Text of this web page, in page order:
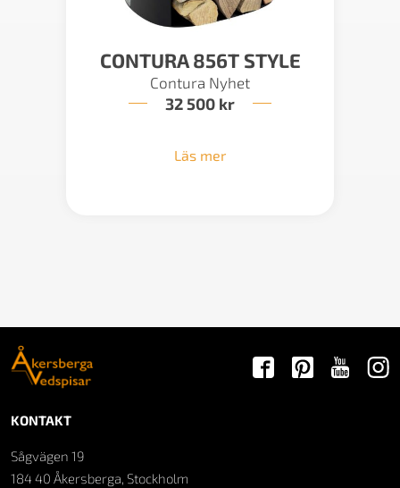
CONTURA 856T STYLE
Contura Nyhet
32 500 kr
Läs mer
KONTAKT
Sågvägen 19
184 40 Åkersberga, Stockholm